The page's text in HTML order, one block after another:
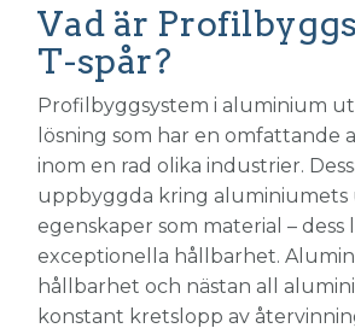
Vad är
T-spår?
Profilbyggsystem i aluminium
lösning som har en omfattande
inom en rad olika industrier.
uppbyggda kring aluminiumets
egenskaper som material – dess
exceptionella hållbarhet.
hållbarhet och nästan all
konstant kretslopp av